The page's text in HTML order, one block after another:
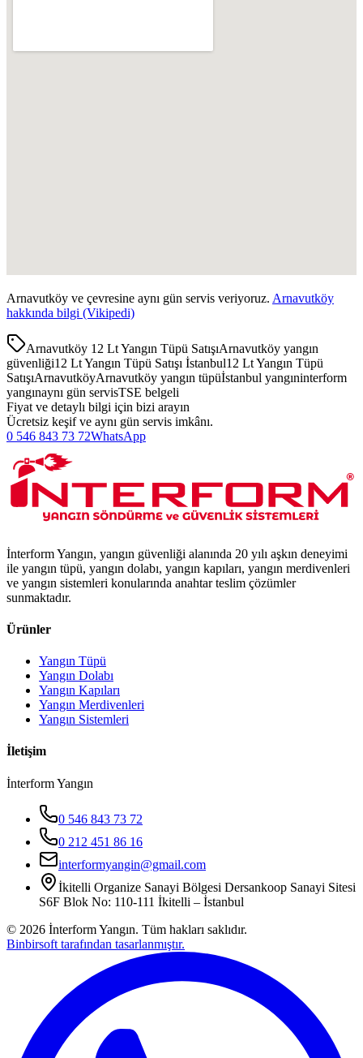
Arnavutköy ve çevresine aynı gün servis veriyoruz. Arnavutköy
hakkında bilgi (Vikipedi)
Arnavutköy 12 Lt Yangın Tüpü SatışıArnavutköy yangın
güvenliği12 Lt Yangın Tüpü Satışı İstanbul12 Lt Yangın Tüpü
SatışıArnavutköyArnavutköy yangın tüpüİstanbul yangıninterform
yangınaynı gün servisTSE belgeli
Fiyat ve detaylı bilgi için bizi arayın
Ücretsiz keşif ve aynı gün servis imkânı.
0 546 843 73 72WhatsApp
İnterform Yangın, yangın güvenliği alanında 20 yılı aşkın deneyimi
ile yangın tüpü, yangın dolabı, yangın kapıları, yangın merdivenleri
ve yangın sistemleri konularında anahtar teslim çözümler
sunmaktadır.
Ürünler
Yangın Tüpü
Yangın Dolabı
Yangın Kapıları
Yangın Merdivenleri
Yangın Sistemleri
İletişim
İnterform Yangın
0 546 843 73 72
0 212 451 86 16
interformyangin@gmail.com
İkitelli Organize Sanayi Bölgesi Dersankoop Sanayi Sitesi
S6F Blok No: 110-111 İkitelli – İstanbul
© 2026 İnterform Yangın. Tüm hakları saklıdır.
Binbirsoft tarafından tasarlanmıştır.